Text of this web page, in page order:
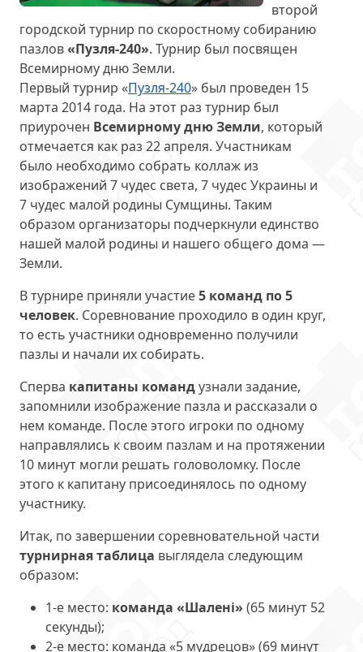
второй
городской турнир по скоростному собиранию
пазлов«Пузля-240». Турнир был посвящен
Всемирному дню Земли.
Первый турнир «Пузля-240» был проведен 15
марта 2014 года. На этот раз турнир был
приурочен Всемирному дню Земли, который
отмечается как раз 22 апреля. Участникам
было необходимо собрать коллаж из
изображений 7 чудес света, 7 чудес Украины и
7 чудес малой родины Сумщины. Таким
образом организаторы подчеркнули единство
нашей малой родины и нашего общего дома —
Земли.
В турнире приняли участие5 команд по 5
человек. Соревнование проходило в один круг,
то есть участники одновременно получили
пазлы и начали их собирать.
Сперва капитаны командузнали задание,
запомнили изображение пазла и рассказали о
нем команде. После этого игроки по одному
направлялись к своим пазлам и на протяжении
10 минут могли решать головоломку. После
этого к капитану присоединялось по одному
участнику.
Итак, по завершении соревновательной части
турнирная таблица выглядела следующим
образом:
1-е место: команда «Шалені» (65 минут 52
секунды);
2-е место: команда «5 мудрецов» (69 минут